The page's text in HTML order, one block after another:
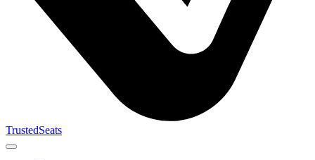
TrustedSeats